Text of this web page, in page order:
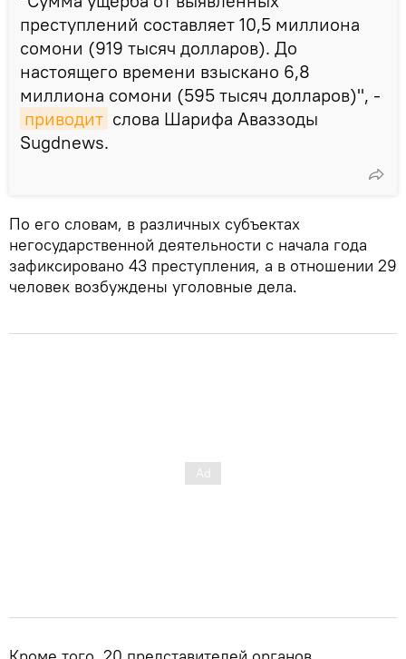
преступлений составляет 10,5 миллиона
сомони (919 тысяч долларов). До
настоящего времени взыскано 6,8
миллиона сомони (595 тысяч долларов)", -
приводит слова Шарифа Аваззоды
Sugdnews.
По его словам, в различных субъектах
негосударственной деятельности с начала года
зафиксировано 43 преступления, а в отношении 29
человек возбуждены уголовные дела.